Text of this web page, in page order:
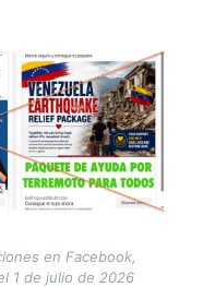
en Facebook,
1 de julio de 2026